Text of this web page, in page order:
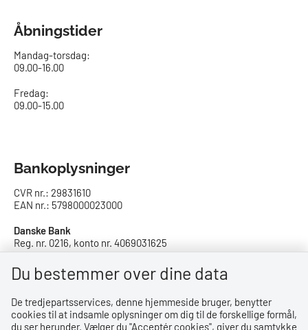
Åbningstider
Mandag-torsdag:
09.00-16.00​
Fredag:
09.00-15.00
Bankoplysninger
CVR nr.: 29831610
EAN nr.: 5798000023000
Danske Bank
Reg. nr. 0216, konto nr. 4069031625
IBAN: DK8402164069031625
SWIFT: DABADKKK
Privatlivspolitik
Du bestemmer over dine data
De tredjepartsservices, denne hjemmeside bruger, benytter
cookies til at indsamle oplysninger om dig til de forskellige formål,
du ser herunder. Vælger du ''Acceptér cookies'', giver du samtykke